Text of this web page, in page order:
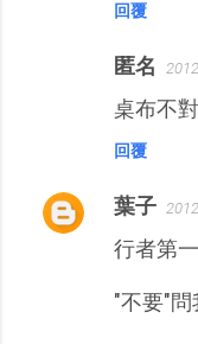
回覆
匿名
桌布不
回覆
葉子
行者第
"不要"